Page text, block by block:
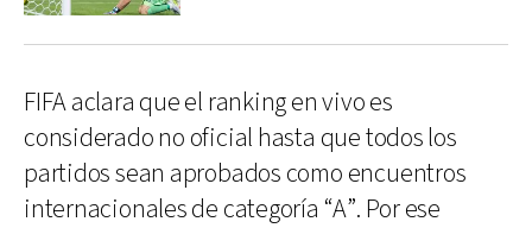
FIFA aclara que el ranking en vivo es
considerado no oficial hasta que todos los
partidos sean aprobados como encuentros
internacionales de categoría “A”. Por ese